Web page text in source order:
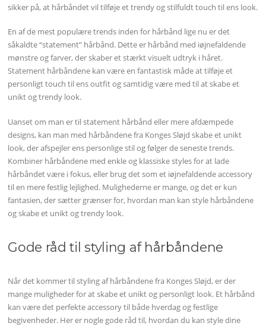
sikker på, at hårbåndet vil tilføje et trendy og stilfuldt touch til ens look.
En af de mest populære trends inden for hårbånd lige nu er det
såkaldte “statement” hårbånd. Dette er hårbånd med iøjnefaldende
mønstre og farver, der skaber et stærkt visuelt udtryk i håret.
Statement hårbåndene kan være en fantastisk måde at tilføje et
personligt touch til ens outfit og samtidig være med til at skabe et
unikt og trendy look.
Uanset om man er til statement hårbånd eller mere afdæmpede
designs, kan man med hårbåndene fra Konges Sløjd skabe et unikt
look, der afspejler ens personlige stil og følger de seneste trends.
Kombiner hårbåndene med enkle og klassiske styles for at lade
hårbåndet være i fokus, eller brug det som et iøjnefaldende accessory
til en mere festlig lejlighed. Mulighederne er mange, og det er kun
fantasien, der sætter grænser for, hvordan man kan style hårbåndene
og skabe et unikt og trendy look.
Gode råd til styling af hårbåndene
Når det kommer til styling af hårbåndene fra Konges Sløjd, er der
mange muligheder for at skabe et unikt og personligt look. Et hårbånd
kan være det perfekte accessory til både hverdag og festlige
begivenheder. Her er nogle gode råd til, hvordan du kan style dine